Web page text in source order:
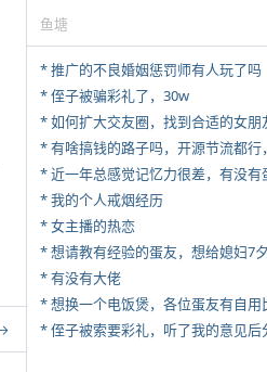
鱼塘
* 推广的不良婚姻惩罚师有人玩了吗
* 侄子被骗彩礼了，30w
* 如何扩大交友圈，找到合适的女朋
* 近一年总感觉记忆力很差，有没有
* 我的个人戒烟经历
* 女主播的热恋
* 有没有大佬
* 想换一个电饭煲，各位蛋友有自用
* 侄子被索要彩礼，听了我的意见